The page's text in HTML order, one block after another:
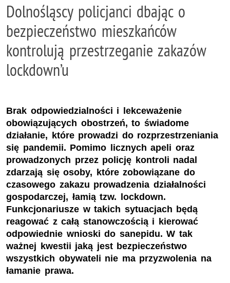
Dolnośląscy policjanci dbając o
bezpieczeństwo mieszkańców
kontrolują przestrzeganie zakazów
lockdown’u
Brak odpowiedzialności i lekceważenie
obowiązujących obostrzeń, to świadome
działanie, które prowadzi do rozprzestrzeniania
się pandemii. Pomimo licznych apeli oraz
prowadzonych przez policję kontroli nadal
zdarzają się osoby, które zobowiązane do
czasowego zakazu prowadzenia działalności
gospodarczej, łamią tzw. lockdown.
Funkcjonariusze w takich sytuacjach będą
reagować z całą stanowczością i kierować
odpowiednie wnioski do sanepidu. W tak
ważnej kwestii jaką jest bezpieczeństwo
wszystkich obywateli nie ma przyzwolenia na
łamanie prawa.